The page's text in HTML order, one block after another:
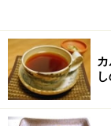
モツに小麦
モツに小麦粉を
に上げる。
小麦粉をかけて